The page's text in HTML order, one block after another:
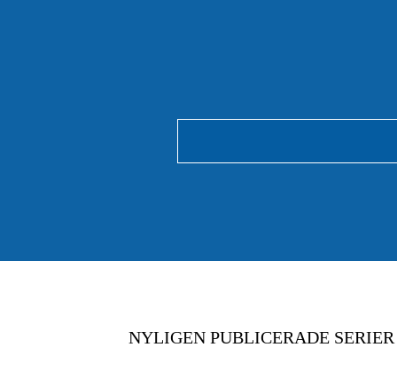
NYLIGEN PUBLICERADE SERIER